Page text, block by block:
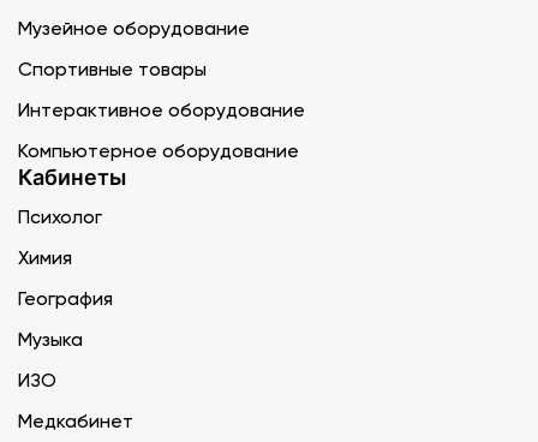
Музейное оборудование
Спортивные товары
Интерактивное оборудование
Компьютерное оборудование
Кабинеты
Психолог
Химия
География
Музыка
ИЗО
Медкабинет